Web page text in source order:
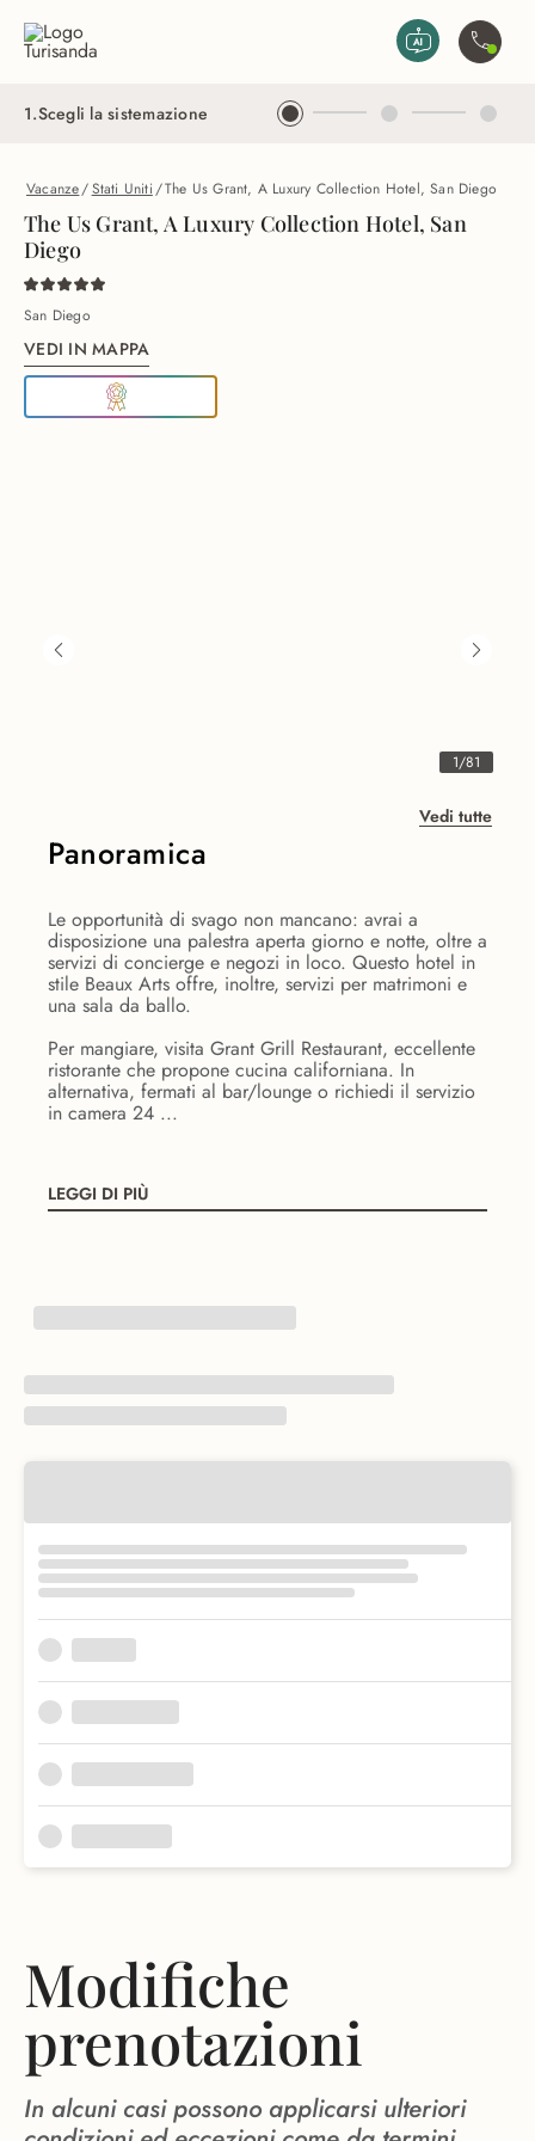
1.Scegli la sistemazione
Vacanze/Stati Uniti/The Us Grant, A Luxury Collection Hotel, San Diego
The Us Grant, A Luxury Collection Hotel, San
Diego
San Diego
VEDI IN MAPPA
1/81
Vedi tutte
Panoramica
Le opportunità di svago non mancano: avrai a
disposizione una palestra aperta giorno e notte, oltre a
servizi di concierge e negozi in loco. Questo hotel in
stile Beaux Arts offre, inoltre, servizi per matrimoni e
una sala da ballo.
Per mangiare, visita Grant Grill Restaurant, eccellente
ristorante che propone cucina californiana. In
alternativa, fermati al bar/lounge o richiedi il servizio
in camera 24 ...
LEGGI DI PIÙ
Modifiche
prenotazioni
In alcuni casi possono applicarsi ulteriori